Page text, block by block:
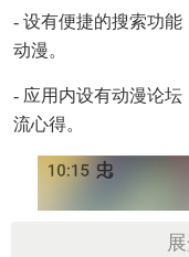
- 设有便捷的搜索功
动漫。
- 应用内设有动漫论
流心得。